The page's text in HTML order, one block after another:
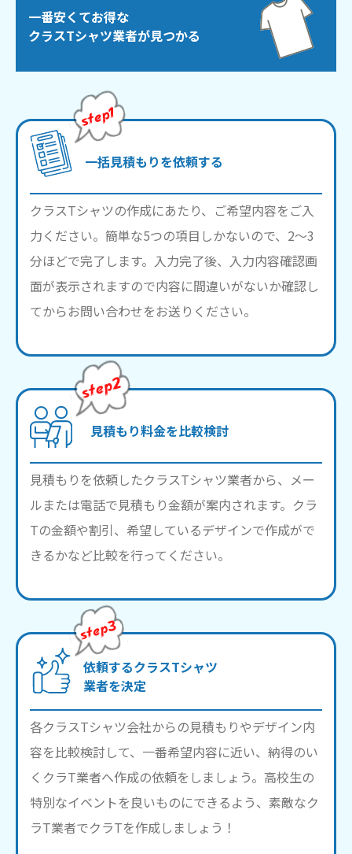
一番安くてお得な
クラスTシャツ業者が見つかる
一括見積もりを依頼する
クラスTシャツの作成にあたり、ご希望内容をご入
力ください。簡単な5つの項目しかないので、2～3
分ほどで完了します。入力完了後、入力内容確認画
面が表示されますので内容に間違いがないか確認し
てからお問い合わせをお送りください。
見積もり料金を比較検討
見積もりを依頼したクラスTシャツ業者から、メー
ルまたは電話で見積もり金額が案内されます。クラ
Tの金額や割引、希望しているデザインで作成がで
きるかなど比較を行ってください。
依頼するクラスTシャツ
業者を決定
各クラスTシャツ会社からの見積もりやデザイン内
容を比較検討して、一番希望内容に近い、納得のい
くクラT業者へ作成の依頼をしましょう。高校生の
特別なイベントを良いものにできるよう、素敵なク
ラT業者でクラTを作成しましょう！